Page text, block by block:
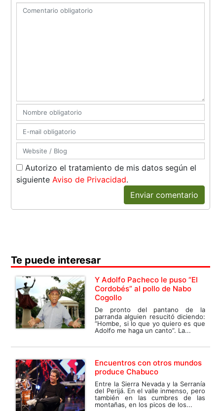
Autorizo el tratamiento de mis datos según el
siguienteAviso de Privacidad.
Enviar comentario
Te puede interesar
Y Adolfo Pacheco le puso “El
Cordobés” al pollo de Nabo
Cogollo
De pronto del pantano de la
parranda alguien resucitó diciendo:
“Hombe, si lo que yo quiero es que
Adolfo me haga un canto”. La...
Encuentros con otros mundos
produce Chabuco
Entre la Sierra Nevada y la Serranía
del Perijá. En el valle inmenso, pero
también en las cumbres de las
montañas, en los picos de los...